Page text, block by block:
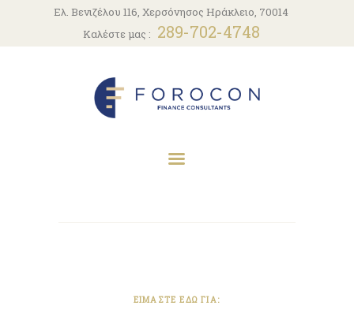
Ελ. Βενιζέλου 116, Χερσόνησος Ηράκλειο, 70014
Καλέστε μας : 289-702-4748
ΑΡΧΙΚΗ
Η ΕΤΑΙΡΕΙΑ
ΕΙΜΑΣΤΕ ΕΔΩ ΓΙΑ: